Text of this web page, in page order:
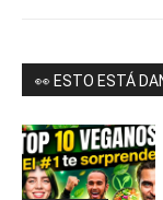
👀 ESTO ESTÁ